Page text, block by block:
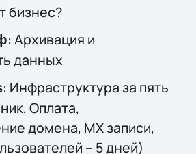
бизнес?
: Архивация и
данных
: Инфраструктура за пять
Оплата,
домена, MX записи,
– 5 дней)